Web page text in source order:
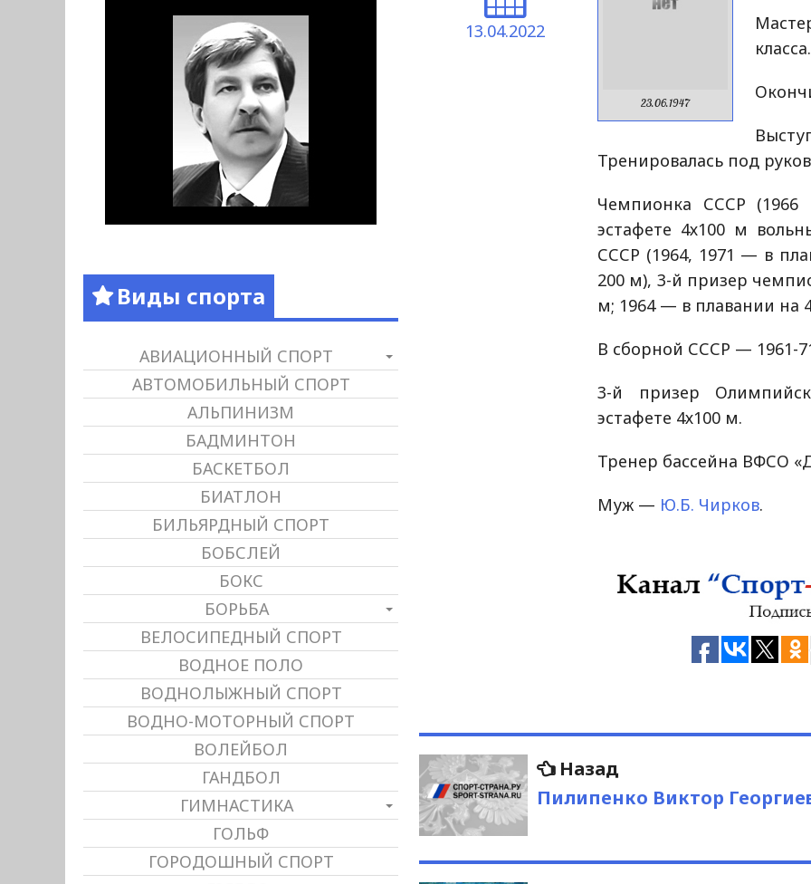
13.04.2022
23.06.1947
класса.
Тренировалась под
Чемпионка СССР
эстафете 4х100 м
СССР (1964, 1971 — в
200 м), 3-й призер
м; 1964 — в плавании на
В сборной СССР — 1961-
3-й призер
эстафете 4х100 м.
Тренер бассейна ВФСО
Муж — Ю.Б. Чирков.
Навигация
по
записям
Назад
запись:
Пилипенко Виктор
Виды спорта
АВИАЦИОННЫЙ СПОРТ
АВТОМОБИЛЬНЫЙ СПОРТ
АЛЬПИНИЗМ
БАДМИНТОН
БАСКЕТБОЛ
БИАТЛОН
БИЛЬЯРДНЫЙ СПОРТ
БОБСЛЕЙ
БОКС
БОРЬБА
ВЕЛОСИПЕДНЫЙ СПОРТ
ВОДНОЕ ПОЛО
ВОДНОЛЫЖНЫЙ СПОРТ
ВОДНО-МОТОРНЫЙ СПОРТ
ВОЛЕЙБОЛ
ГАНДБОЛ
ГИМНАСТИКА
ГОЛЬФ
ГОРОДОШНЫЙ СПОРТ